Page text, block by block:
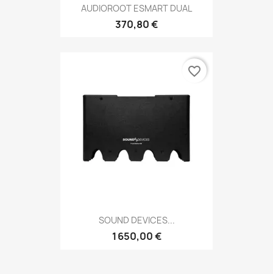
AUDIOROOT ESMART DUAL
370,80 €
SOUND DEVICES...
1 650,00 €
favorite_border